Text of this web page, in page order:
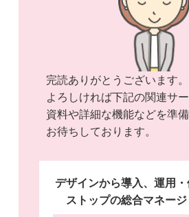
完読ありがとうございます。
よろしければ下記の関連サ
資料や詳細な機能などを準
お待ちしております。
デザインから導入、運用
ストップの総合マネー